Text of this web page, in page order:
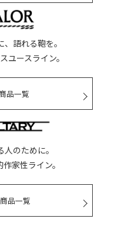
語れる鞄を。
ユースライン。
品一覧
のために。
家性ライン。
商品一覧